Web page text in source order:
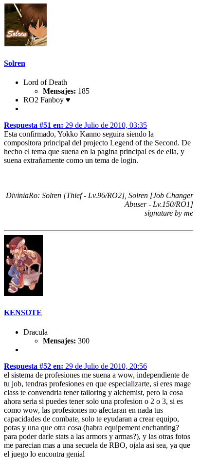
Solren
Lord of Death
Mensajes: 185
RO2 Fanboy ♥
Respuesta #51 en: 29 de Julio de 2010, 03:35
Esta confirmado, Yokko Kanno seguira siendo la
compositora principal del projecto Legend of the Second. De
hecho el tema que suena en la pagina principal es de ella, y
suena extrañamente como un tema de login.
DiviniaRo: Solren [Thief - Lv.96/RO2], Solren [Job Changer
Abuser - Lv.150/RO1]
signature by me
KENSOTE
Dracula
Mensajes: 300
Respuesta #52 en: 29 de Julio de 2010, 20:56
el sistema de profesiones me suena a wow, independiente de
tu job, tendras profesiones en que especializarte, si eres mage
class te convendria tener tailoring y alchemist, pero la cosa
ahora seria si puedes tener solo una profesion o 2 o 3, si es
como wow, las profesiones no afectaran en nada tus
capacidades de combate, solo te eyudaran a crear equipo,
potas y una que otra cosa (habra equipement enchanting?
para poder darle stats a las armors y armas?), y las otras fotos
me parecian mas a una secuela de RBO, ojala asi sea, ya que
el juego lo encontra genial